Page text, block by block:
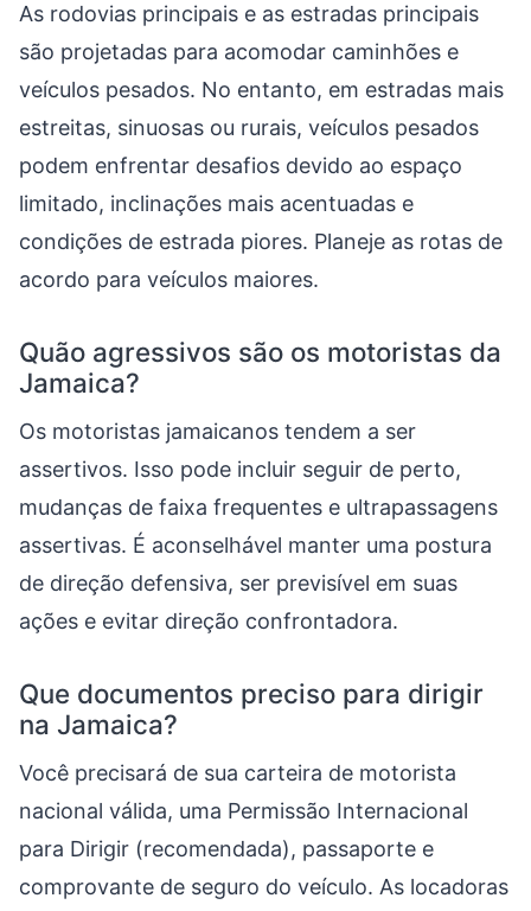
As rodovias principais e as estradas principais
são projetadas para acomodar caminhões e
veículos pesados. No entanto, em estradas mais
estreitas, sinuosas ou rurais, veículos pesados
podem enfrentar desafios devido ao espaço
limitado, inclinações mais acentuadas e
condições de estrada piores. Planeje as rotas de
acordo para veículos maiores.
Quão agressivos são os motoristas da
Jamaica?
Os motoristas jamaicanos tendem a ser
assertivos. Isso pode incluir seguir de perto,
mudanças de faixa frequentes e ultrapassagens
assertivas. É aconselhável manter uma postura
de direção defensiva, ser previsível em suas
ações e evitar direção confrontadora.
Que documentos preciso para dirigir
na Jamaica?
Você precisará de sua carteira de motorista
nacional válida, uma Permissão Internacional
para Dirigir (recomendada), passaporte e
comprovante de seguro do veículo. As locadoras